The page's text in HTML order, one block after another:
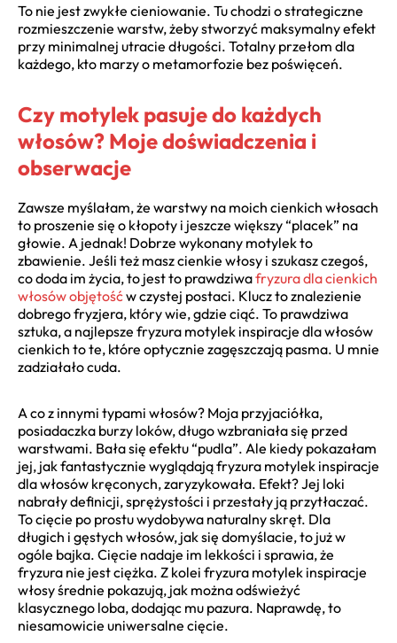
To nie jest zwykłe cieniowanie. Tu chodzi o strategiczne
rozmieszczenie warstw, żeby stworzyć maksymalny efekt
przy minimalnej utracie długości. Totalny przełom dla
każdego, kto marzy o metamorfozie bez poświęceń.
Czy motylek pasuje do każdych
włosów? Moje doświadczenia i
obserwacje
Zawsze myślałam, że warstwy na moich cienkich włosach
to proszenie się o kłopoty i jeszcze większy “placek” na
głowie. A jednak! Dobrze wykonany motylek to
zbawienie. Jeśli też masz cienkie włosy i szukasz czegoś,
co doda im życia, to jest to prawdziwafryzura dla cienkich
włosów objętośćw czystej postaci. Klucz to znalezienie
dobrego fryzjera, który wie, gdzie ciąć. To prawdziwa
sztuka, a najlepsze fryzura motylek inspiracje dla włosów
cienkich to te, które optycznie zagęszczają pasma. U mnie
zadziałało cuda.
A co z innymi typami włosów? Moja przyjaciółka,
posiadaczka burzy loków, długo wzbraniała się przed
warstwami. Bała się efektu “pudla”. Ale kiedy pokazałam
jej, jak fantastycznie wyglądają fryzura motylek inspiracje
dla włosów kręconych, zaryzykowała. Efekt? Jej loki
nabrały definicji, sprężystości i przestały ją przytłaczać.
To cięcie po prostu wydobywa naturalny skręt. Dla
długich i gęstych włosów, jak się domyślacie, to już w
ogóle bajka. Cięcie nadaje im lekkości i sprawia, że
fryzura nie jest ciężka. Z kolei fryzura motylek inspiracje
włosy średnie pokazują, jak można odświeżyć
klasycznego loba, dodając mu pazura. Naprawdę, to
niesamowicie uniwersalne cięcie.